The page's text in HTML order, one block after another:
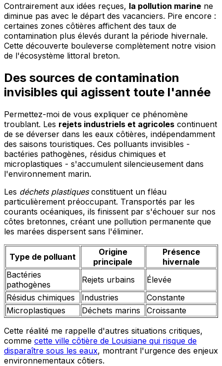
Contrairement aux idées reçues, la pollution marine ne
diminue pas avec le départ des vacanciers. Pire encore :
certaines zones côtières affichent des taux de
contamination plus élevés durant la période hivernale.
Cette découverte bouleverse complètement notre vision
de l'écosystème littoral breton.
Des sources de contamination
invisibles qui agissent toute l'année
Permettez-moi de vous expliquer ce phénomène
troublant. Les rejets industriels et agricoles continuent
de se déverser dans les eaux côtières, indépendamment
des saisons touristiques. Ces polluants invisibles -
bactéries pathogènes, résidus chimiques et
microplastiques - s'accumulent silencieusement dans
l'environnement marin.
Les déchets plastiquesconstituent un fléau
particulièrement préoccupant. Transportés par les
courants océaniques, ils finissent par s'échouer sur nos
côtes bretonnes, créant une pollution permanente que
les marées dispersent sans l'éliminer.
Type de polluant
Origine
principale
Présence
hivernale
Bactéries
pathogènes
Rejets urbains
Élevée
Résidus chimiques
Industries
Constante
Microplastiques
Déchets marins Croissante
Cette réalité me rappelle d'autres situations critiques,
comme cette ville côtière de Louisiane qui risque de
disparaître sous les eaux, montrant l'urgence des enjeux
environnementaux côtiers.